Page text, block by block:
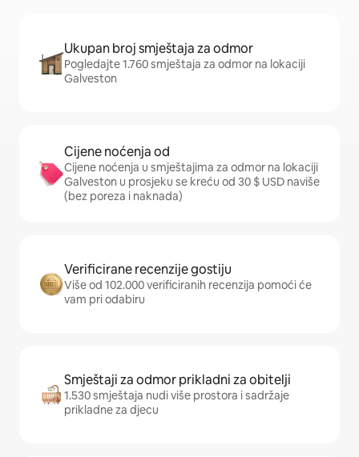
Ukupan broj smještaja za odmor
Pogledajte 1.760 smještaja za odmor na lokaciji
Galveston
Cijene noćenja od
Cijene noćenja u smještajima za odmor na lokaciji
Galveston u prosjeku se kreću od 30 $ USD naviše
(bez poreza i naknada)
Verificirane recenzije gostiju
Više od 102.000 verificiranih recenzija pomoći će
vam pri odabiru
Smještaji za odmor prikladni za obitelji
1.530 smještaja nudi više prostora i sadržaje
prikladne za djecu